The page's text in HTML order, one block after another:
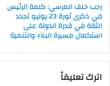
رجب خلف المرسي: كلمة الرئيس
في ذكرى ثورة 23 يوليو تجدد
الثقة في قدرة الدولة على
استكمال مسيرة البناء والتنمية
اترك تعليقاً